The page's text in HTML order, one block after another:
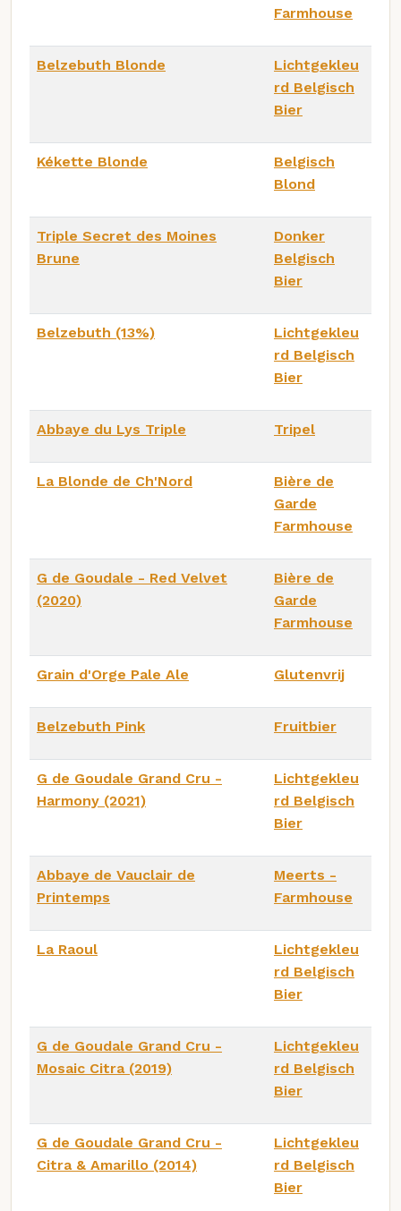
Farmhouse
Belzebuth Blonde
Lichtgekleu
rd Belgisch
Bier
Kékette Blonde
Belgisch
Blond
Triple Secret des Moines
Brune
Donker
Belgisch
Bier
Belzebuth (13%)
Lichtgekleu
rd Belgisch
Bier
Abbaye du Lys Triple Tripel
La Blonde de Ch'Nord
Bière de
Garde
Farmhouse
G de Goudale - Red Velvet
(2020)
Bière de
Garde
Farmhouse
Grain d'Orge Pale Ale Glutenvrij
Belzebuth Pink Fruitbier
G de Goudale Grand Cru -
Harmony (2021)
Lichtgekleu
rd Belgisch
Bier
Abbaye de Vauclair de
Printemps
Meerts -
Farmhouse
La Raoul
Lichtgekleu
rd Belgisch
Bier
G de Goudale Grand Cru -
Mosaic Citra (2019)
Lichtgekleu
rd Belgisch
Bier
G de Goudale Grand Cru -
Citra & Amarillo (2014)
Lichtgekleu
rd Belgisch
Bier